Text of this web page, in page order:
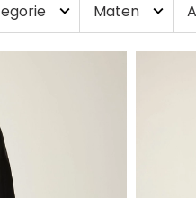
expand_more Maten expand_more